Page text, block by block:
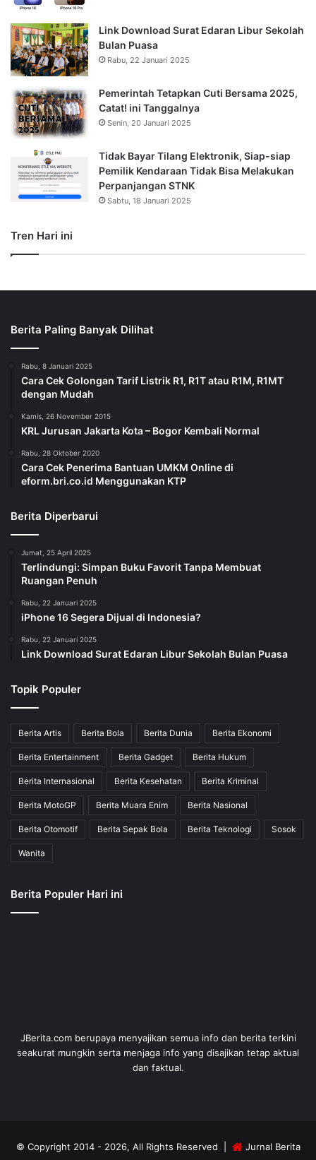
Link Download Surat Edaran Libur Sekolah
Bulan Puasa
Rabu, 22 Januari 2025
Pemerintah Tetapkan Cuti Bersama 2025,
Catat! ini Tanggalnya
Senin, 20 Januari 2025
Tidak Bayar Tilang Elektronik, Siap-siap
Pemilik Kendaraan Tidak Bisa Melakukan
Perpanjangan STNK
Sabtu, 18 Januari 2025
Tren Hari ini
Berita Paling Banyak Dilihat
Rabu, 8 Januari 2025
Cara Cek Golongan Tarif Listrik R1, R1T atau R1M, R1MT
dengan Mudah
Kamis, 26 November 2015
KRL Jurusan Jakarta Kota – Bogor Kembali Normal
Rabu, 28 Oktober 2020
Cara Cek Penerima Bantuan UMKM Online di
eform.bri.co.id Menggunakan KTP
Berita Diperbarui
Jumat, 25 April 2025
Terlindungi: Simpan Buku Favorit Tanpa Membuat
Ruangan Penuh
Rabu, 22 Januari 2025
iPhone 16 Segera Dijual di Indonesia?
Rabu, 22 Januari 2025
Link Download Surat Edaran Libur Sekolah Bulan Puasa
Topik Populer
Berita Artis Berita Bola Berita Dunia Berita Ekonomi
Berita Entertainment Berita Gadget Berita Hukum
Berita Internasional Berita Kesehatan Berita Kriminal
Berita MotoGP Berita Muara Enim Berita Nasional
Berita Otomotif Berita Sepak Bola Berita Teknologi Sosok
Wanita
Berita Populer Hari ini
dan faktual.